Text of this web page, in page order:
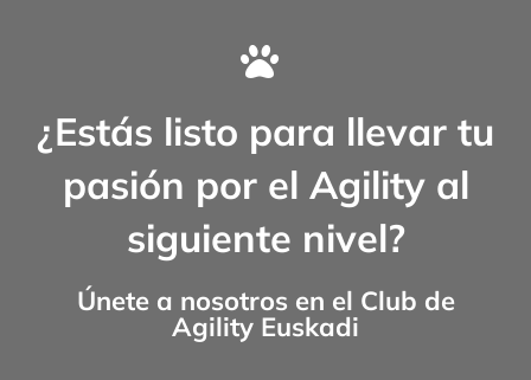
¿Estás listo para llevar tu
pasión por el Agility al
siguiente nivel?
Únete a nosotros en el Club de
Agility Euskadi